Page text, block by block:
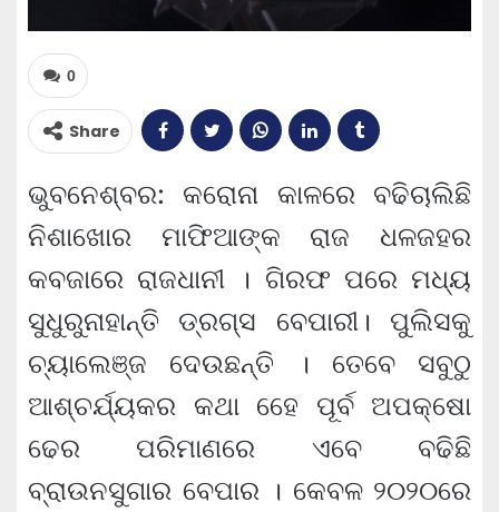
0
Share
ଭୁବନେଶ୍ବର: କରୋନା କାଳରେ ବଢିଚାଲିଛି
ନିଶାଖୋର ମାଫିଆଙ୍କ ରାଜ ଧଳଜହର
କବଜାରେ ରାଜଧାନୀ । ଗିରଫ ପରେ ମଧ୍ୟ
ସୁଧୁରୁନାହାନ୍ତି ଡ୍ରଗ୍ସ ବେପାରୀ। ପୁଲିସକୁ
ଚ୍ୟାଲେଞ୍ଜ ଦେଉଛନ୍ତି । ତେବେ ସବୁଠୁ
ଆଶ୍ଚର୍ଯ୍ୟକର କଥା ହେେ ପୂର୍ବ ଅପକ୍ଷୋ
ଢେର ପରିମାଣରେ ଏବେ ବଢିଛି
ବ୍ରାଉନସୁଗାର ବେପାର । କେବ​ଳ ୨୦୨୦ରେ